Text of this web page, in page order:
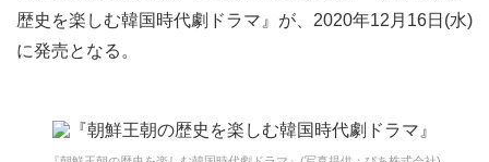
歴史を楽しむ韓国時代劇ドラマ』が、2020年12月16日(水)
に発売となる。